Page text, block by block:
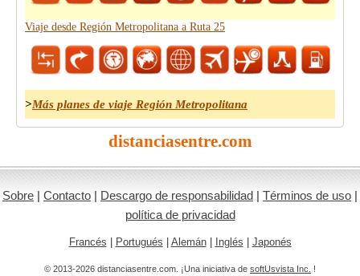
Viaje desde Región Metropolitana a Ruta 25
>Más planes de viaje Región Metropolitana
distanciasentre.com
Sobre | Contacto | Descargo de responsabilidad | Términos de uso |
política de privacidad
Francés Portugués Alemán| Inglés Japonés
© 2013-2026 distanciasentre.com. ¡Una iniciativa de softUsvista Inc. !